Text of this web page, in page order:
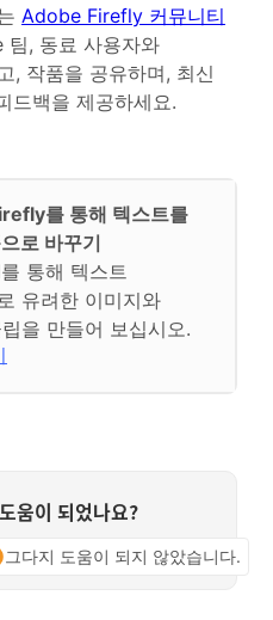
Adobe Firefly 커뮤니티
팀, 동료 사용자와
, 작품을 공유하며, 최신
드백을 제공하세요.
를 통해 텍스트를
로 바꾸기
통해 텍스트
유려한 이미지와
을 만들어 보십시오.
움이 되었나요?
그다지 도움이 되지 않았습니다.